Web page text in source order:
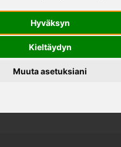
Hyväksyn
Kieltäydyn
Muuta asetuksiani